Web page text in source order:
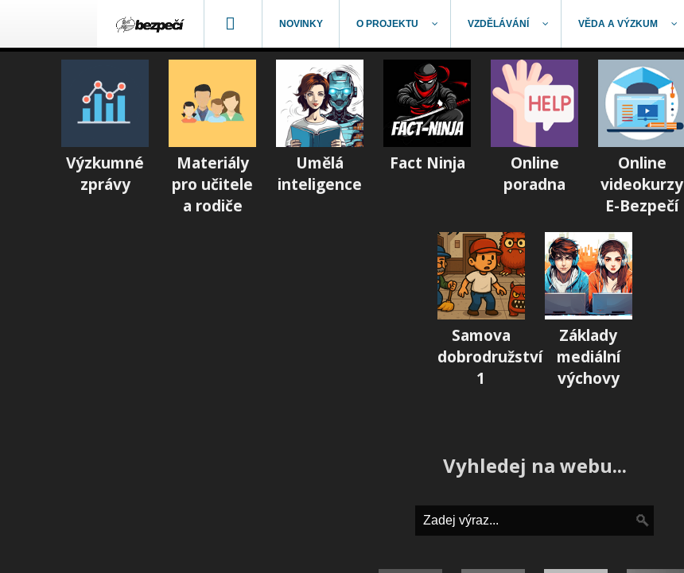
NOVINKY O PROJEKTU VZDĚLÁVÁNÍ VĚDA A VÝZKUM
Výzkumné
zprávy
Materiály
pro učitele
a rodiče
Umělá
inteligence
Fact Ninja
Online
poradna
Online
videokurzy
E-Bezpečí
Samova
dobrodružství
1
Základy
mediální
výchovy
Vyhledej na webu...